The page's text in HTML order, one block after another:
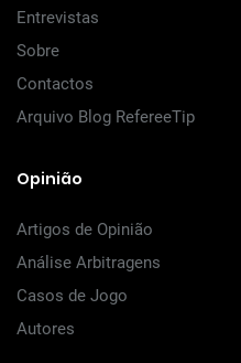
Entrevistas
Sobre
Contactos
Arquivo Blog RefereeTip
Opinião
Artigos de Opinião
Análise Arbitragens
Casos de Jogo
Autores